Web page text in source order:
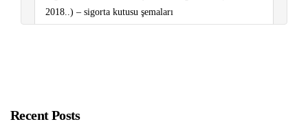
2018..) – sigorta kutusu şemaları
Recent Posts